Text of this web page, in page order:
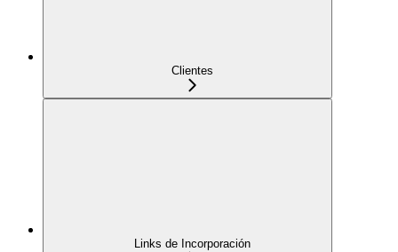
Clientes
Links de Incorporación